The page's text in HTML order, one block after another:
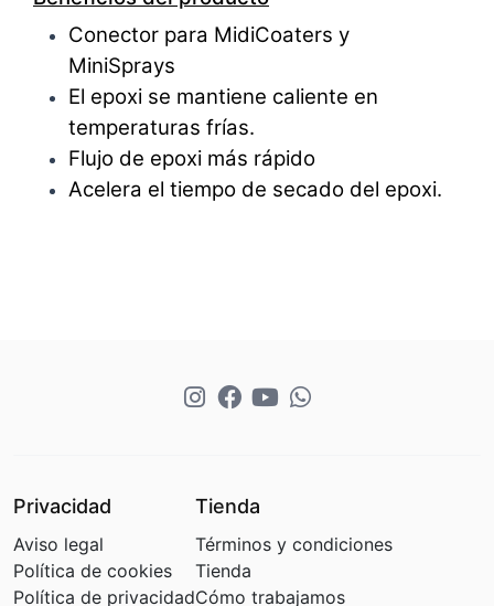
Conector para MidiCoaters y
MiniSprays
El epoxi se mantiene caliente en
temperaturas frías.
Flujo de epoxi más rápido
Acelera el tiempo de secado del epoxi.
Privacidad
Aviso legal
Política de cookies
Política de privacidad
Tienda
Términos y condiciones
Tienda
Cómo trabajamos